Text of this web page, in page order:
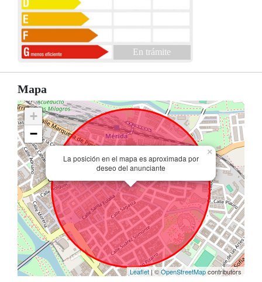
En trámite
Mapa
La posición en el mapa es aproximada por
deseo del anunciante
×
+
−
Leaflet| ©OpenStreetMapcontributors